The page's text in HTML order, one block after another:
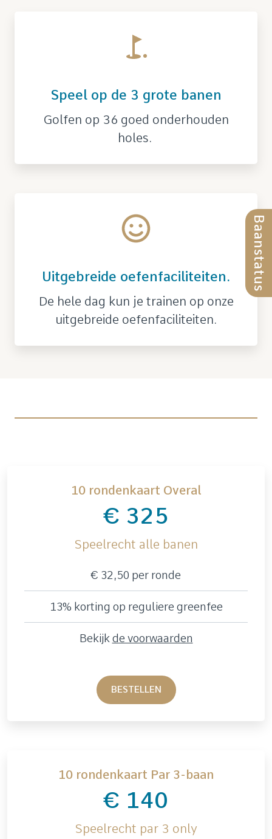
Baanstatus
Speel op de 3 grote banen
Golfen op 36 goed onderhouden
holes.
Uitgebreide oefenfaciliteiten.
De hele dag kun je trainen op onze
uitgebreide oefenfaciliteiten.
10 rondenkaart Overal
€ 325
Speelrecht alle banen
€ 32,50 per ronde
13% korting op reguliere greenfee
Bekijk de voorwaarden
BESTELLEN
10 rondenkaart Par 3-baan
€ 140
Speelrecht par 3 only